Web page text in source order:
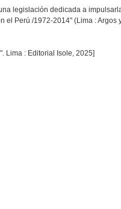
legislación dedicada a
el Perú /1972-2014" (Lima : Argos
Lima : Editorial Isole, 2025]